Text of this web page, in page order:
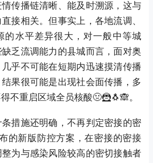
传播链清晰、能及时溯源，这与
接相关。但事实上，各地流调、
的水平差异很大，对一般中等城
乏流调能力的县城而言，面对奥
乎不可能在短期内迅速摸清传播
果很可能是出现社会面传播，多
不重启区域全员核酸🤢🦹🐧🙈。
施还明确，不再判定密接的密
的新版防控方案，在密接的密接
为与感染风险较高的密切接触者